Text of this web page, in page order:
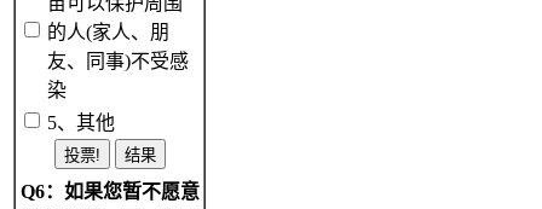
的人(家人、朋
友、同事)不受感
染
5、其他
Q6：如果您暂不愿意